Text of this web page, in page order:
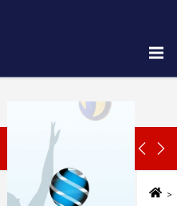
SON DAKİKA:
Galibiyetle Başladı